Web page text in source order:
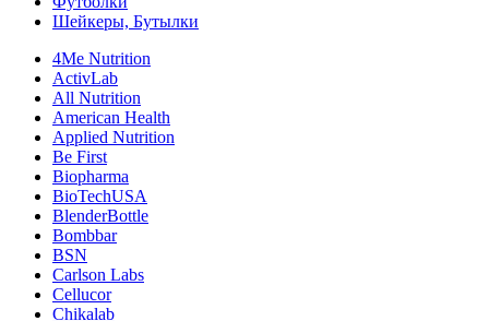
Шейкеры, Бутылки
4Me Nutrition
ActivLab
All Nutrition
American Health
Applied Nutrition
Be First
Biopharma
BioTechUSA
BlenderBottle
Bombbar
BSN
Carlson Labs
Cellucor
Chikalab